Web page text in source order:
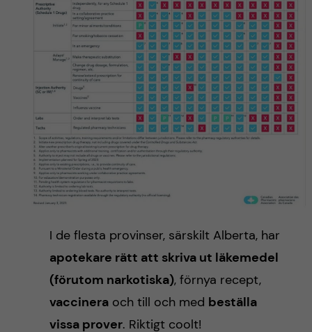
I de flesta provinser, särskilt Alberta, har
apotekare rätt att skriva ut läkemedel
(förutom narkotiska), förnya recept,
vaccineraoch till och med beställa
vissa prover. Riktigt coolt!